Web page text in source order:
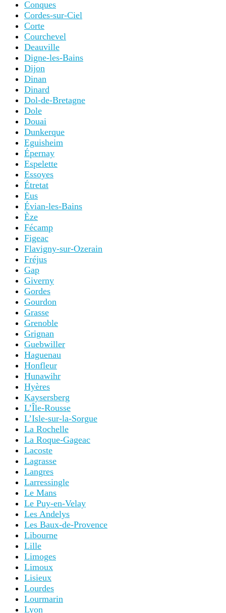
Conques
Cordes-sur-Ciel
Corte
Courchevel
Deauville
Digne-les-Bains
Dijon
Dinan
Dinard
Dol-de-Bretagne
Dole
Douai
Dunkerque
Eguisheim
Épernay
Espelette
Essoyes
Étretat
Eus
Évian-les-Bains
Èze
Fécamp
Figeac
Flavigny-sur-Ozerain
Fréjus
Gap
Giverny
Gordes
Gourdon
Grasse
Grenoble
Grignan
Guebwiller
Haguenau
Honfleur
Hunawihr
Hyères
Kaysersberg
L’Île-Rousse
L’Isle-sur-la-Sorgue
La Rochelle
La Roque-Gageac
Lacoste
Lagrasse
Langres
Larressingle
Le Mans
Le Puy-en-Velay
Les Andelys
Les Baux-de-Provence
Libourne
Lille
Limoges
Limoux
Lisieux
Lourdes
Lourmarin
Lyon